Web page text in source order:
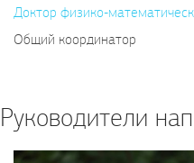
Доктор физико-
Общий координатор
Руководители